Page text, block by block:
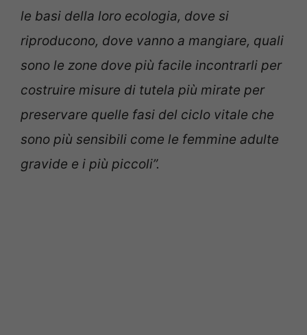
le basi della loro ecologia, dove si
riproducono, dove vanno a mangiare, quali
sono le zone dove più facile incontrarli per
costruire misure di tutela più mirate per
preservare quelle fasi del ciclo vitale che
sono più sensibili come le femmine adulte
gravide e i più piccoli”.